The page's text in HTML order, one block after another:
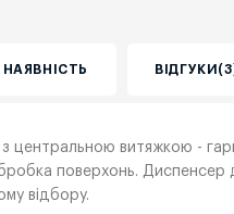
НАЯВНІСТЬ
центральною витяжкою -
поверхонь.
відбору.